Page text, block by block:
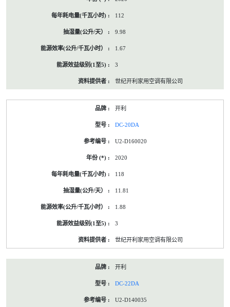
112
9.98
1.67
3
世纪开利家用空调有限公司
开利
DC-20DA
U2-D160020
2020
118
11.81
1.88
3
世纪开利家用空调有限公司
开利
DC-22DA
U2-D140035